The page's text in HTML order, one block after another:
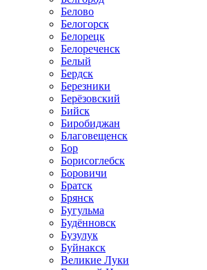
Белово
Белогорск
Белорецк
Белореченск
Белый
Бердск
Березники
Берёзовский
Бийск
Биробиджан
Благовещенск
Бор
Борисоглебск
Боровичи
Братск
Брянск
Бугульма
Будённовск
Бузулук
Буйнакск
Великие Луки